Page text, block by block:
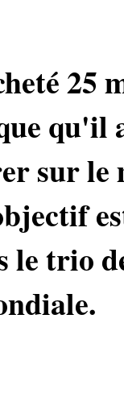
25
qu'il
sur le
le trio